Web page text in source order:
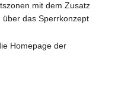
mit dem Zusatz
das Sperrkonzept
Homepage der